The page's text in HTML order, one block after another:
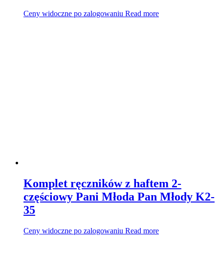
Ceny widoczne po zalogowaniu Read more
Komplet ręczników z haftem 2-
częściowy Pani Młoda Pan Młody K2-
35
Ceny widoczne po zalogowaniu Read more